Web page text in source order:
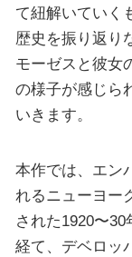
て紐解いていく
歴史を振り返り
モーゼスと彼女
の様子が感じら
いきます。
本作では、エン
れるニューヨー
された1920〜
経て、デベロッ